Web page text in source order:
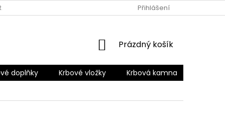
OSOBNÍCH ÚDAJŮ Přihlášení
NÁKUPNÍ
Prázdný košík
doplňky Krbové vložky Krbová kamna